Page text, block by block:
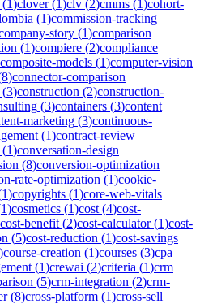
(1)clover(1)clv (2)cmms (1)cohort-
(1)commission-tracking
story (1)comparison
(1)compiere (2)compliance
composite-models (1)computer-vision
8)connector-comparison
(3)construction (2)construction-
(3)containers (3)content
marketing (3)continuous-
(1)contract-review
(1)conversation-design
(8)conversion-optimization
rate-optimization (1)cookie-
1)copyrights (1)core-web-vitals
1)cosmetics (1)cost (4)cost-
cost-benefit (2)cost-calculator(1)cost-
(5)cost-reduction (1)cost-savings
)course-creation (1)courses (3)cpa
(1)crewai (2)criteria (1)crm
(5)crm-integration (2)crm-
(8)cross-platform (1)cross-sell